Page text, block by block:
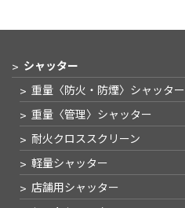
シャッター
重量〈防火・防煙〉 シャッター
重量〈管理〉 シャッター
耐火クロススクリーン
軽量シャッター
店舗用シャッター